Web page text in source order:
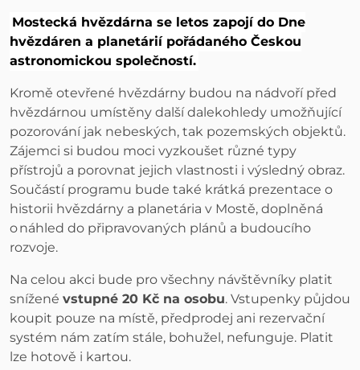
Mostecká hvězdárna se letos zapojí do Dne
hvězdáren a planetárií pořádaného Českou
astronomickou společností.
Kromě otevřené hvězdárny budou na nádvoří před
hvězdárnou umístěny další dalekohledy umožňující
pozorování jak nebeských, tak pozemských objektů.
Zájemci si budou moci vyzkoušet různé typy
přístrojů a porovnat jejich vlastnosti i výsledný obraz.
Součástí programu bude také krátká prezentace o
historii hvězdárny a planetária v Mostě, doplněná
o náhled do připravovaných plánů a budoucího
rozvoje.
Na celou akci bude pro všechny návštěvníky platit
snížené vstupné 20 Kč na osobu. Vstupenky půjdou
koupit pouze na místě, předprodej ani rezervační
systém nám zatím stále, bohužel, nefunguje. Platit
lze hotově i kartou.